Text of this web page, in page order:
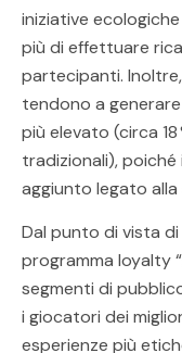
iniziative
più di effettuare
partecipanti.
tendono a
più elevato (circa
tradizionali),
aggiunto legato
Dal punto di vista
programma loyalty
segmenti di
i giocatori dei
esperienze più